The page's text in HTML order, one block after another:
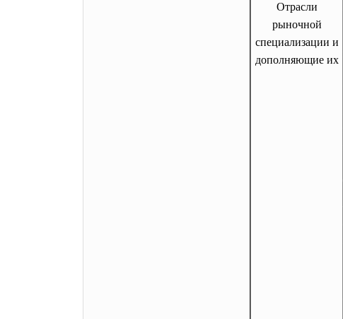
Отрасли
рыночной
специализации и
дополняющие их